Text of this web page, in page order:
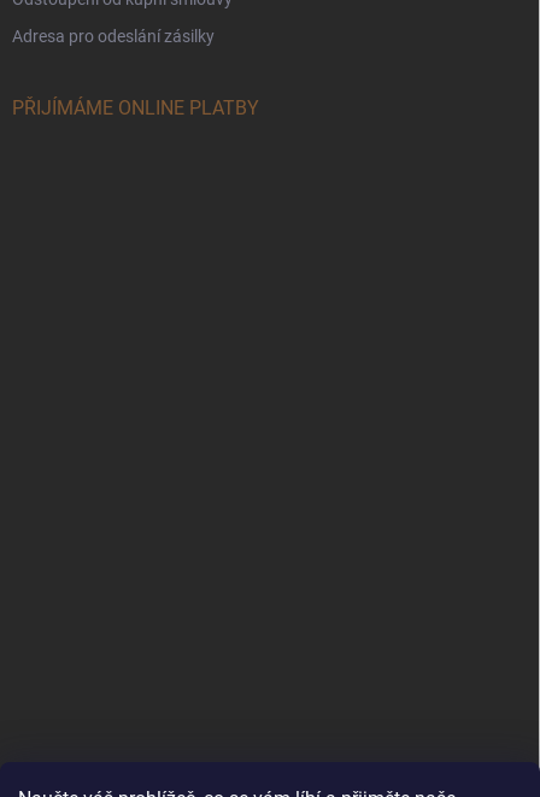
Adresa pro odeslání zásilky
PŘIJÍMÁME ONLINE PLATBY